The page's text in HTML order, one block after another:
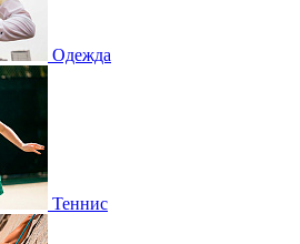
Одежда
Теннис